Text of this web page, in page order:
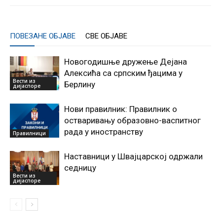
ПОВЕЗАНЕ ОБЈАВЕ СВЕ ОБЈАВЕ
Вести из
дијаспоре
Новогодишње дружење Дејана
Алексића са српским ђацима у
Берлину
Правилници
Нови правилник: Правилник о
остваривању образовно-васпитног
рада у иностранству
Вести из
дијаспоре
Наставници у Швајцарској одржали
седницу